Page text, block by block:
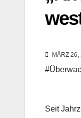
MÄRZ 26,
Seit